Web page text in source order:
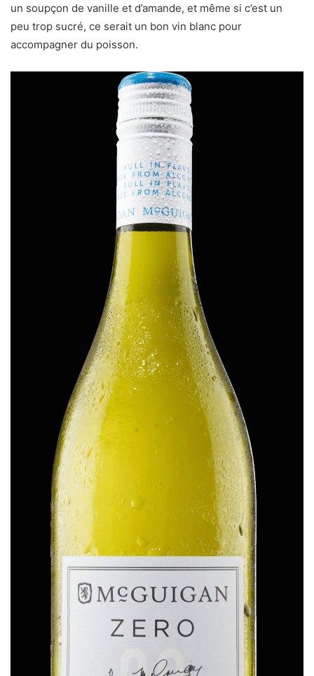
un soupçon de vanille et d’amande, et même si c’est un
peu trop sucré, ce serait un bon vin blanc pour
accompagner du poisson.